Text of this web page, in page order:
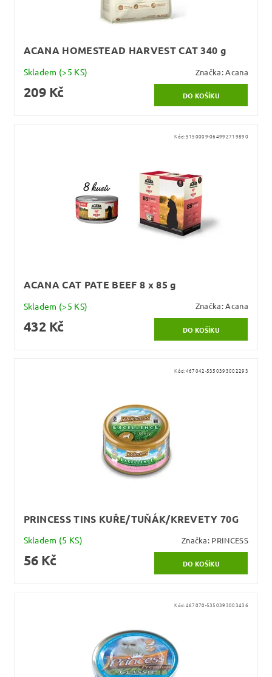
ACANA HOMESTEAD HARVEST CAT 340 g
Skladem (>5 KS) Značka:Acana
209 Kč
Kód:5150009-064992719890
ACANA CAT PATE BEEF 8 x 85 g
Skladem (>5 KS) Značka:Acana
432 Kč
Kód:467042-5350393002293
PRINCESS TINS KUŘE/TUŇÁK/KREVETY 70G
Skladem (5 KS) Značka: PRINCESS
56 Kč
Kód:467070-5350393003436